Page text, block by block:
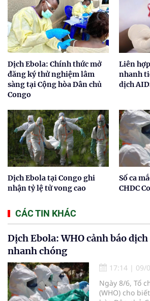
Dịch Ebola: Chính thức mở
đăng ký thử nghiệm lâm
sàng tại Cộng hòa Dân chủ
Congo
Liên
nhanh
dịch
Dịch Ebola tại Congo ghi
nhận tỷ lệ tử vong cao
Số ca
CHDC
CÁC TIN KHÁC
Dịch Ebola: WHO cảnh báo
nhanh chóng
17:14 | 09/
Ngày 8/6, Tổ
(WHO) cho